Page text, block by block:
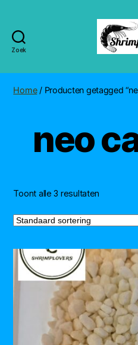
Zoek
Home/ Producten getagged
neo
Toont alle 3 resultaten